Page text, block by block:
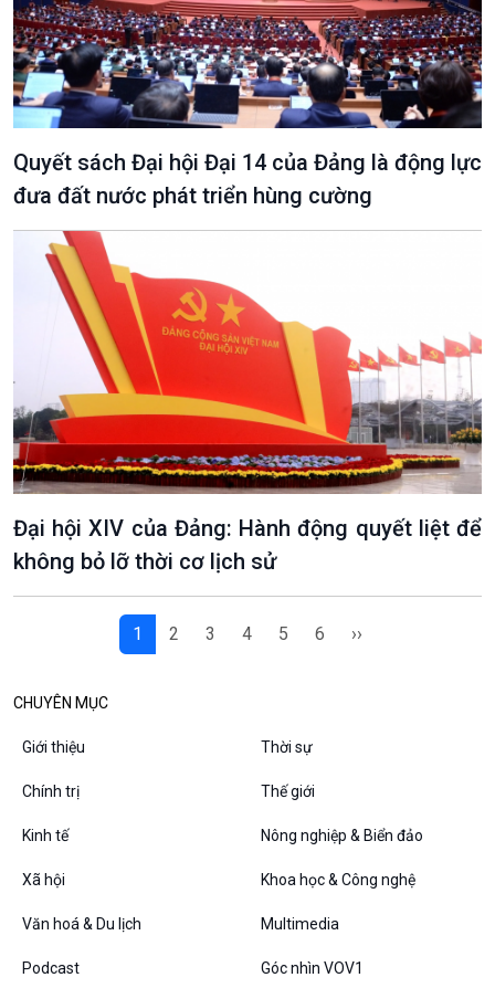
VOV1 đặc biệt
Thanh âm ký sự
Chân dung cuộc sống
Các chương trình đặc biệt
Quyết sách Đại hội Đại 14 của Đảng là động lực
đưa đất nước phát triển hùng cường
Đại hội XIV của Đảng: Hành động quyết liệt để
không bỏ lỡ thời cơ lịch sử
1 2 3 4 5 6 ››
CHUYÊN MỤC
Giới thiệu Thời sự
Chính trị Thế giới
Kinh tế Nông nghiệp & Biển đảo
Xã hội Khoa học & Công nghệ
Văn hoá & Du lịch Multimedia
Podcast Góc nhìn VOV1